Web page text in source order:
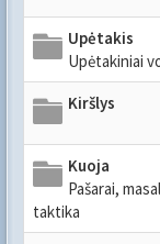
Upėtakis
Upėtakiniai
Kiršlys
Kuoja
Pašarai,
taktika